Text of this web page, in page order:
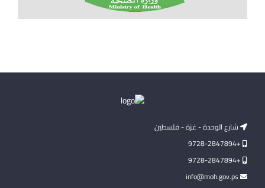
شارع الوحدة - غزة - فلسطين
+9728-2847894
+9728-2847894